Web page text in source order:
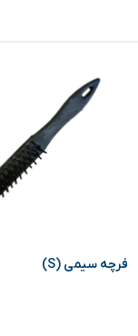
فرچه سیمی (S)